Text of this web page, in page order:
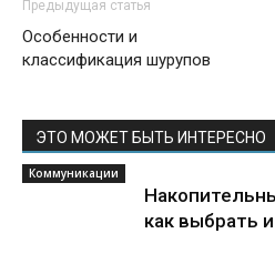
Предыдущая статья
Особенности и
классификация шурупов
ЭТО МОЖЕТ БЫТЬ ИНТЕРЕСНО
Коммуникации
как выбрать